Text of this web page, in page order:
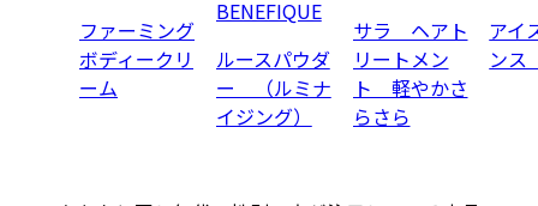
ファーミング
ボディークリ
ーム
BENEFIQUE
ルースパウダ
ー （ルミナ
イジング）
サラ ヘアト
リートメン
ト 軽やかさ
らさら
アイ
ン